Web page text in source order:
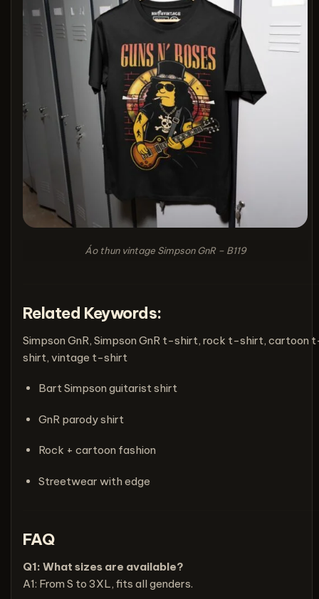
Áo thun vintage Simpson GnR – B119
Related Keywords:
Simpson GnR, Simpson GnR t-shirt, rock t-shirt, cartoon
shirt, vintage t-shirt
Bart Simpson guitarist shirt
GnR parody shirt
Rock + cartoon fashion
Streetwear with edge
FAQ
Q1: What sizes are available?
A1: From S to 3XL, fits all genders.